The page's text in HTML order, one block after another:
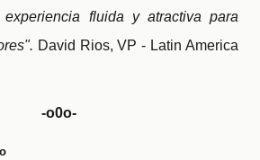
experiencia fluida y atractiva para
David Rios, VP - Latin America
-o0o-